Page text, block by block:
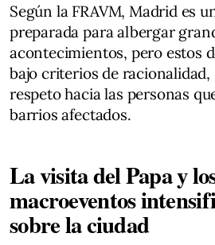
Según la FRAVM, Madrid es
preparada para albergar
acontecimientos, pero estos
bajo criterios de
respeto hacia las personas
barrios afectados.
La visita del Papa y
macroeventos
sobre la ciudad